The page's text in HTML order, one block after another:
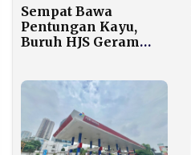
Sempat Bawa
Pentungan Kayu,
Buruh HJS Geram